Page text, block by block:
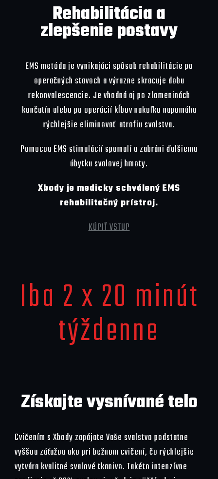
Rehabilitácia a
zlepšenie postavy
EMS metóda je vynikajúci spôsob rehabilitácie po
operačných stavoch a výrazne skracuje dobu
rekonvalescencie. Je vhodná aj po zlomeninách
končatín alebo po operácií kĺbov nakoľko napomáha
rýchlejšie eliminovať atrofiu svalstva.
Pomocou EMS stimulácií spomalí a zabráni ďalšiemu
úbytku svalovej hmoty.
Xbody je medicky schválený EMS
rehabilitačný prístroj.
KÚPIŤ VSTUP
Iba 2 x 20 minút
týždenne
Získajte vysnívané telo
Cvičením s Xbody zapájate Vaše svalstvo podstatne
vyššou záťažou ako pri bežnom cvičení, čo rýchlejšie
vytvára kvalitné svalové tkanivo. Takéto intenzívne